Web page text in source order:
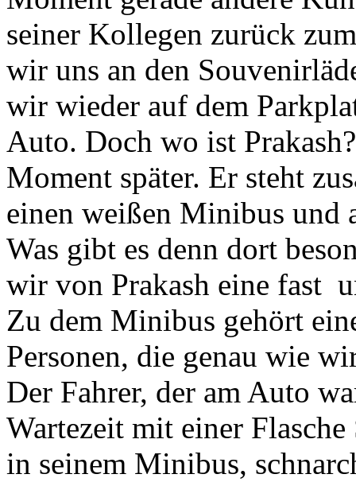
seiner Kollegen zurück
wir uns an den
wir wieder auf dem
Auto. Doch wo ist
Moment später. Er steht
einen weißen Minibus und
Was gibt es denn dort
wir von Prakash eine fast
Zu dem Minibus gehört
Personen, die genau wie
Der Fahrer, der am Auto
Wartezeit mit einer
in seinem Minibus,